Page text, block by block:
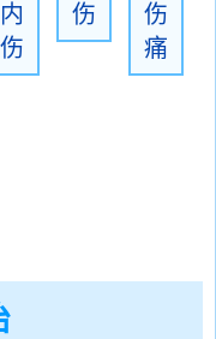
内
伤
伤
伤
痛